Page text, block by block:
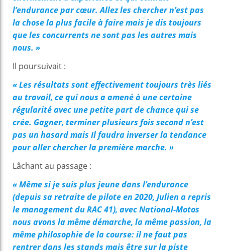
l’endurance par cœur. Allez les chercher n’est pas
la chose la plus facile à faire mais je dis toujours
que les concurrents ne sont pas les autres mais
nous. »
Il poursuivait :
« Les résultats sont effectivement toujours très liés
au travail, ce qui nous a amené à une certaine
régularité avec une petite part de chance qui se
crée. Gagner, terminer plusieurs fois second n’est
pas un hasard mais Il faudra inverser la tendance
pour aller chercher la première marche. »
Lâchant au passage :
« Même si je suis plus jeune dans l’endurance
(depuis sa retraite de pilote en 2020, Julien a repris
le management du RAC 41), avec National-Motos
nous avons la même démarche, la même passion, la
même philosophie de la course: il ne faut pas
rentrer dans les stands mais être sur la piste